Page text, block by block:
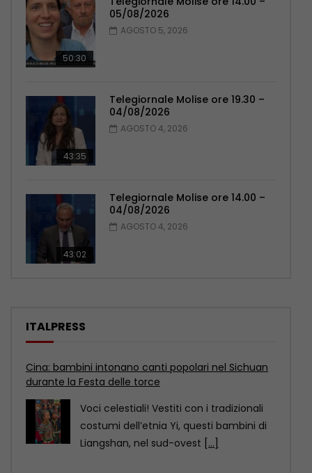
50:30
05/08/2026
AGOSTO 5, 2026
43:35
Telegiornale Molise ore 19.30 –
04/08/2026
AGOSTO 4, 2026
43:02
Telegiornale Molise ore 14.00 –
04/08/2026
AGOSTO 4, 2026
ITALPRESS
Cina: Chengdu, tre vette iconiche in un unico
panorama mozzafiato
Dopo la pioggia, a Chengdu, nel sud-
ovest della Cina, si è aperto uno
spettacolo montano[...]